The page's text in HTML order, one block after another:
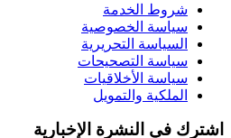
شروط الخدمة
سياسة الخصوصية
السياسة التحريرية
سياسة التصحيحات
سياسة الأخلاقيات
الملكية والتمويل
اشترك في النشرة الإخبارية